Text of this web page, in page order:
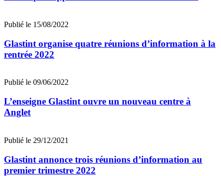
Publié le 15/08/2022
Glastint organise quatre réunions d’information à la
rentrée 2022
Publié le 09/06/2022
L’enseigne Glastint ouvre un nouveau centre à
Anglet
Publié le 29/12/2021
Glastint annonce trois réunions d’information au
premier trimestre 2022